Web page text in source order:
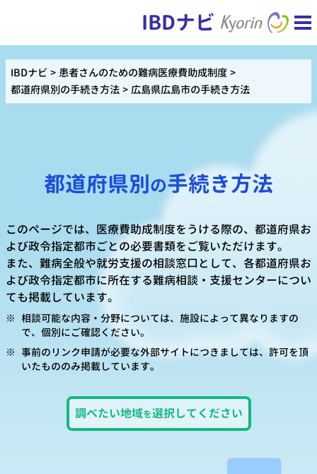
IBDナビ
IBDナビ
患者さんのための難病医療費助成制度
都道府県別の手続き方法
広島県広島市の手続き方法
都道府県別の手続き方法
このページでは、医療費助成制度をうける際の、都道府県お
よび政令指定都市ごとの必要書類をご覧いただけます。
また、難病全般や就労支援の相談窓口として、各都道府県お
よび政令指定都市に所在する難病相談・支援センターについ
ても掲載しています。
※ 相談可能な内容・分野については、施設によって異なりますの
で、個別にご確認ください。
※ 事前のリンク申請が必要な外部サイトにつきましては、許可を頂
いたもののみ掲載しています。
調べたい地域を選択して ください